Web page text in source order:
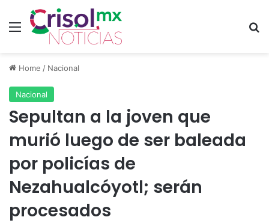
Menu
Home / Nacional
Nacional
Sepultan a la joven que
murió luego de ser baleada
por policías de
Nezahualcóyotl; serán
procesados